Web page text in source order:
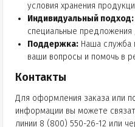
условия хранения
Индивидуальный подход:
специальные предложения
Поддержка: Наша служба
ваши вопросы и помочь в
Контакты
Для оформления заказа или
информации вы можете
линии 8 (800) 550-26-12 или